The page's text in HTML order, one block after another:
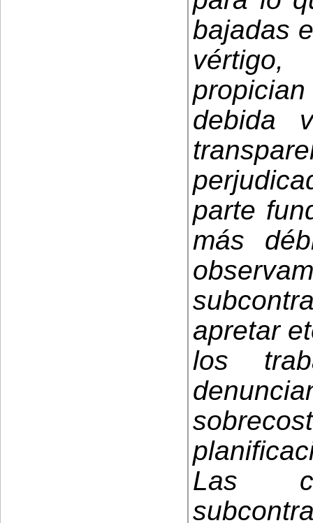
bajadas
debida
parte
más
apretar
los
Las